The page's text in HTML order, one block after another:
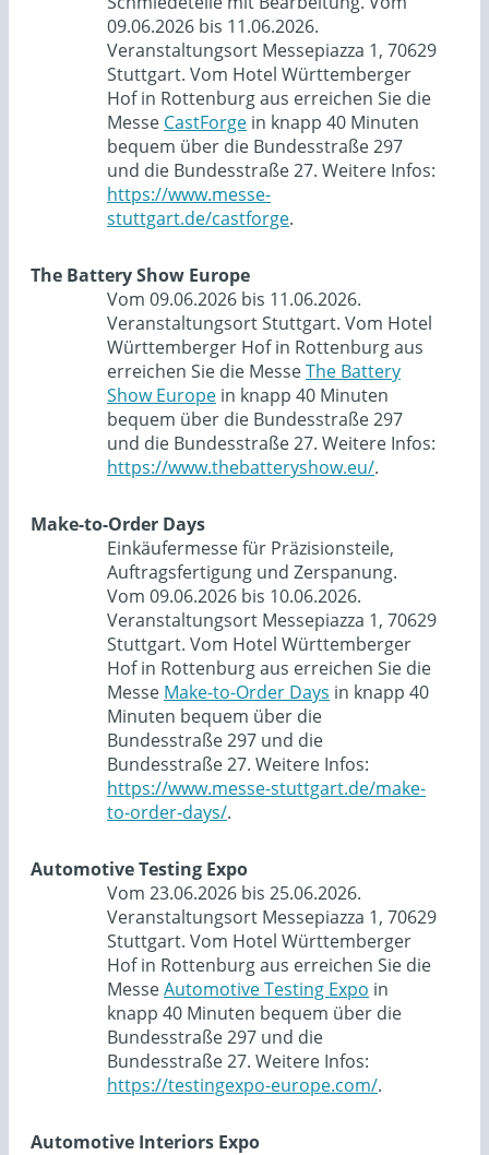
09.06.2026 bis 11.06.2026.
Veranstaltungsort Messepiazza 1, 70629
Stuttgart. Vom Hotel Württemberger
Hof in Rottenburg aus erreichen Sie die
Messe CastForge in knapp 40 Minuten
bequem über die Bundesstraße 297
und die Bundesstraße 27. Weitere Infos:
https://www.messe-
stuttgart.de/castforge.
The Battery Show Europe
Vom 09.06.2026 bis 11.06.2026.
Veranstaltungsort Stuttgart. Vom Hotel
Württemberger Hof in Rottenburg aus
erreichen Sie die MesseThe Battery
Show Europe in knapp 40 Minuten
bequem über die Bundesstraße 297
und die Bundesstraße 27. Weitere Infos:
https://www.thebatteryshow.eu/.
Make-to-Order Days
Einkäufermesse für Präzisionsteile,
Auftragsfertigung und Zerspanung.
Vom 09.06.2026 bis 10.06.2026.
Veranstaltungsort Messepiazza 1, 70629
Stuttgart. Vom Hotel Württemberger
Hof in Rottenburg aus erreichen Sie die
Messe Make-to-Order Days in knapp 40
Minuten bequem über die
Bundesstraße 297 und die
Bundesstraße 27. Weitere Infos:
https://www.messe-stuttgart.de/make-
to-order-days/.
Automotive Testing Expo
Vom 23.06.2026 bis 25.06.2026.
Veranstaltungsort Messepiazza 1, 70629
Stuttgart. Vom Hotel Württemberger
Hof in Rottenburg aus erreichen Sie die
MesseAutomotive Testing Expo in
knapp 40 Minuten bequem über die
Bundesstraße 297 und die
Bundesstraße 27. Weitere Infos:
https://testingexpo-europe.com/.
Automotive Interiors Expo